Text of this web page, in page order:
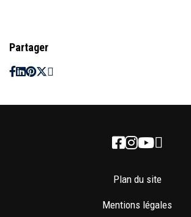
Partager
Plan du site
Mentions légales